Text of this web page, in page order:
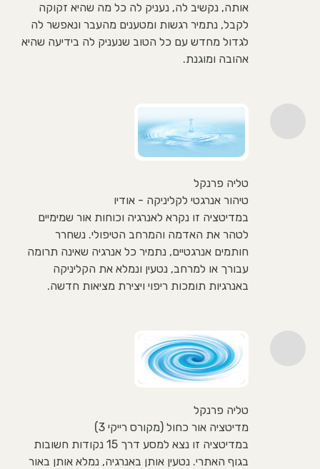
אותה, נקשיב לה, נעניק לה כל מה שהיא זקוקה
לקבל, נתמיר רגשות ומטענים מהעבר ונאפשר לה
לגדול מחדש עם כל הטוב שנעניק לה בידיעה שהיא
אהובה ומוגנת.
טליה פרנקל
טיהור אנרגטי לקליניקה - אודיו
במדיטציה זו נקרא לאנרגיה וכוחות אור שמימיים
לטהר את האדמה והמרחב הטיפולי. נשחרר
חותמים אנרגטיים, נתמיר כל אנרגיה שאינה תרומה
עבורך או למרחב, נטעין ונמלא את הקליניקה
באנרגיות תומכות ריפוי ויצירת מציאות חדשה.
טליה פרנקל
מדיטציה אור כחול (מקורס רייקי 3)
במדיטציה זו נצא למסע דרך 15 נקודות חשובות
בגוף האתרי. נטעין אותן באנרגיה, נמלא אותן באור